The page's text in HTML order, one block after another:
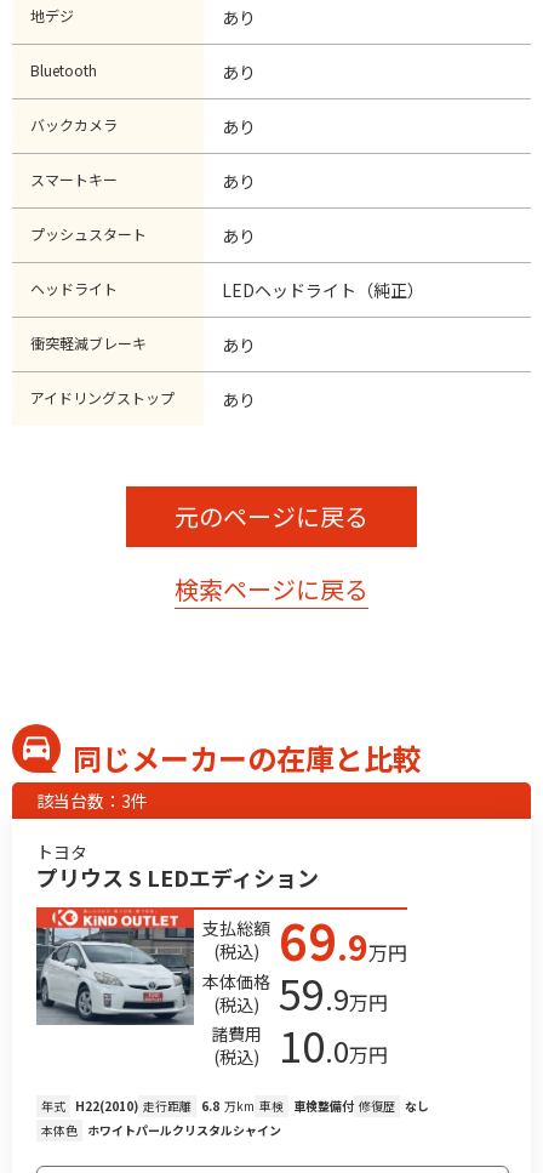
地デジ あり
Bluetooth あり
バックカメラ あり
スマートキー あり
プッシュスタート あり
ヘッドライト LEDヘッドライト（純正）
衝突軽減ブレーキ あり
アイドリングストップ あり
元のページに戻る
検索ページに戻る
同じメーカーの在庫と比較
該当台数：3件
トヨタ
プリウス S LEDエディション
支払総額
(税込)
69.9万円
本体価格
(税込)
59.9万円
諸費用
(税込)
10.0万円
年式 H22(2010) 走行距離 6.8 万km 車検 車検整備付 修復歴 なし
本体色 ホワイトパールクリスタルシャイン